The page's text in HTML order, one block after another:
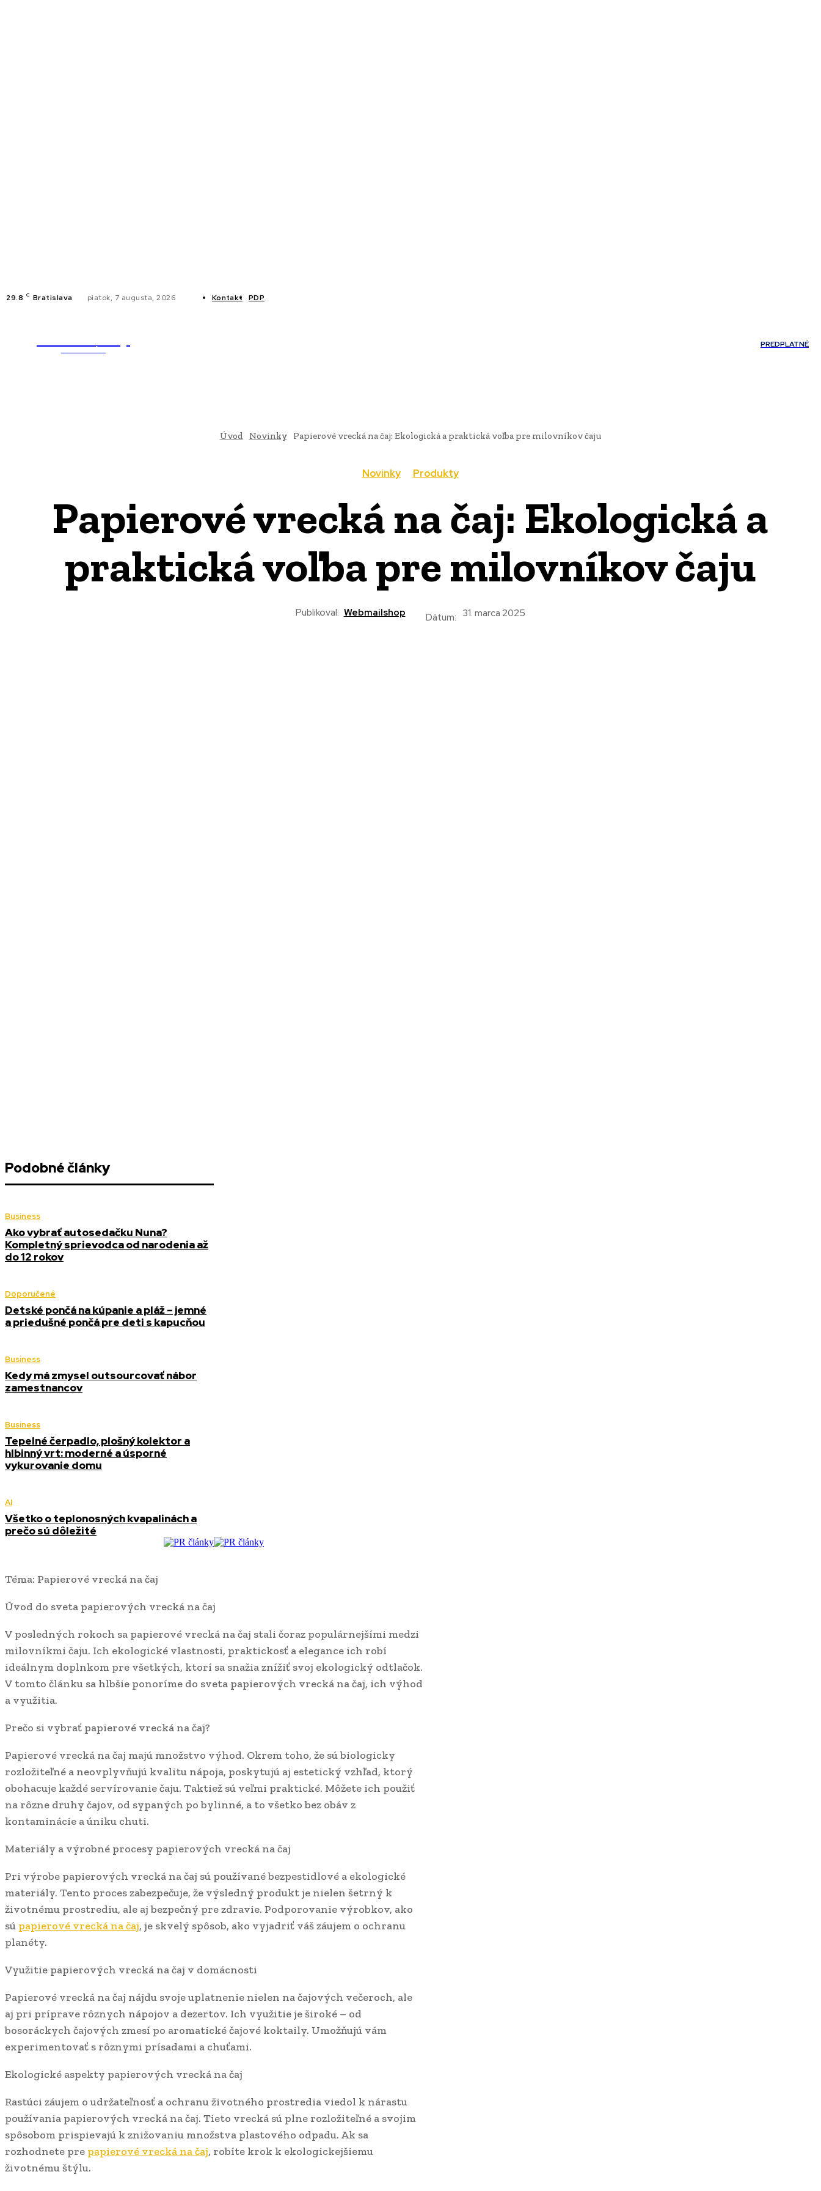
29.8 C Bratislava piatok, 7 augusta, 2026 Kontakt PDP
PREDPLATNÉ
Úvod Novinky Papierové vrecká na čaj: Ekologická a praktická voľba pre milovníkov čaju
Novinky Produkty
Papierové vrecká na čaj: Ekologická a
praktická voľba pre milovníkov čaju
Publikoval: Webmailshop Dátum: 31. marca 2025
Podobné články
Business
Ako vybrať autosedačku Nuna?
Kompletný sprievodca od narodenia až
do 12 rokov
Doporučené
Detské pončá na kúpanie a pláž – jemné
a priedušné pončá pre deti s kapucňou
Business
Kedy má zmysel outsourcovať nábor
zamestnancov
Business
Tepelné čerpadlo, plošný kolektor a
hlbinný vrt: moderné a úsporné
vykurovanie domu
AI
Všetko o teplonosných kvapalinách a
prečo sú dôležité
Téma: Papierové vrecká na čaj
Úvod do sveta papierových vrecká na čaj
V posledných rokoch sa papierové vrecká na čaj stali čoraz populárnejšími medzi
milovníkmi čaju. Ich ekologické vlastnosti, praktickosť a elegance ich robí
ideálnym doplnkom pre všetkých, ktorí sa snažia znížiť svoj ekologický odtlačok.
V tomto článku sa hlbšie ponoríme do sveta papierových vrecká na čaj, ich výhod
a využitia.
Prečo si vybrať papierové vrecká na čaj?
Papierové vrecká na čaj majú množstvo výhod. Okrem toho, že sú biologicky
rozložiteľné a neovplyvňujú kvalitu nápoja, poskytujú aj estetický vzhľad, ktorý
obohacuje každé servírovanie čaju. Taktiež sú veľmi praktické. Môžete ich použiť
na rôzne druhy čajov, od sypaných po bylinné, a to všetko bez obáv z
kontaminácie a úniku chuti.
Materiály a výrobné procesy papierových vrecká na čaj
Pri výrobe papierových vrecká na čaj sú používané bezpestidlové a ekologické
materiály. Tento proces zabezpečuje, že výsledný produkt je nielen šetrný k
životnému prostrediu, ale aj bezpečný pre zdravie. Podporovanie výrobkov, ako
sú papierové vrecká na čaj, je skvelý spôsob, ako vyjadriť váš záujem o ochranu
planéty.
Využitie papierových vrecká na čaj v domácnosti
Papierové vrecká na čaj nájdu svoje uplatnenie nielen na čajových večeroch, ale
aj pri príprave rôznych nápojov a dezertov. Ich využitie je široké – od
bosoráckych čajových zmesí po aromatické čajové koktaily. Umožňujú vám
experimentovať s rôznymi prísadami a chuťami.
Ekologické aspekty papierových vrecká na čaj
Rastúci záujem o udržateľnosť a ochranu životného prostredia viedol k nárastu
používania papierových vrecká na čaj. Tieto vrecká sú plne rozložiteľné a svojim
spôsobom prispievajú k znižovaniu množstva plastového odpadu. Ak sa
rozhodnete pre papierové vrecká na čaj, robíte krok k ekologickejšiemu
životnému štýlu.